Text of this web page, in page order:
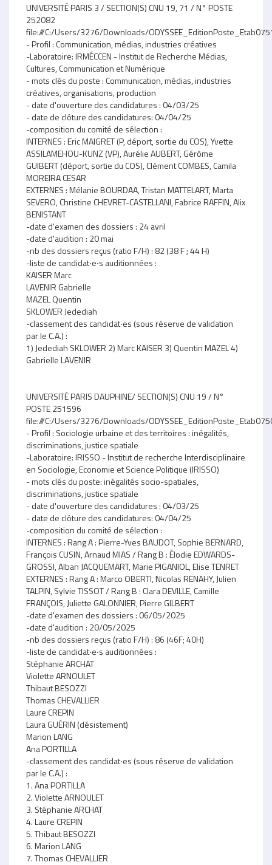
UNIVERSITÉ PARIS 3 / SECTION(S) CNU 19, 71 / N° POSTE
252082
file:///C:/Users/3276/Downloads/
- Profil : Communication, médias, industries créatives
-Laboratoire: IRMÉCCEN - Institut de Recherche Médias,
Cultures, Communication et Numérique
- mots clés du poste : Communication, médias, industries
créatives, organisations, production
- date d'ouverture des candidatures : 04/03/25
- date de clôture des candidatures: 04/04/25
-composition du comité de sélection :
INTERNES : Eric MAIGRET (P, déport, sortie du COS), Yvette
ASSILAMEHOU-KUNZ (VP), Aurélie AUBERT, Gérôme
GUIBERT (déport, sortie du COS), Clément COMBES, Camila
MOREIRA CESAR
EXTERNES : Mélanie BOURDAA, Tristan MATTELART, Marta
SEVERO, Christine CHEVRET-CASTELLANI, Fabrice RAFFIN, Alix
BENISTANT
-date d'examen des dossiers : 24 avril
-date d'audition : 20 mai
-nb des dossiers reçus (ratio F/H) : 82 (38 F ; 44 H)
-liste de candidat‧e‧s auditionnées :
KAISER Marc
LAVENIR Gabrielle
MAZEL Quentin
SKLOWER Jedediah
-classement des candidat‧es (sous réserve de validation
par le C.A.) :
1) Jedediah SKLOWER 2) Marc KAISER 3) Quentin MAZEL 4)
Gabrielle LAVENIR
UNIVERSITÉ PARIS DAUPHINE/ SECTION(S) CNU 19 / N°
POSTE 251596
file:///C:/Users/3276/Downloads/
- Profil : Sociologie urbaine et des territoires : inégalités,
discriminations, justice spatiale
-Laboratoire: IRISSO - Institut de recherche Interdisciplinaire
en Sociologie, Economie et Science Politique (IRISSO)
- mots clés du poste: inégalités socio-spatiales,
discriminations, justice spatiale
- date d'ouverture des candidatures : 04/03/25
- date de clôture des candidatures: 04/04/25
-composition du comité de sélection :
INTERNES : Rang A : Pierre-Yves BAUDOT, Sophie BERNARD,
François CUSIN, Arnaud MIAS / Rang B : Élodie EDWARDS-
GROSSI, Alban JACQUEMART, Marie PIGANIOL, Elise TENRET
EXTERNES : Rang A : Marco OBERTI, Nicolas RENAHY, Julien
TALPIN, Sylvie TISSOT / Rang B : Clara DEVILLE, Camille
FRANÇOIS, Juliette GALONNIER, Pierre GILBERT
-date d'examen des dossiers : 06/05/2025
-date d'audition : 20/05/2025
-nb des dossiers reçus (ratio F/H) : 86 (46F; 40H)
-liste de candidat‧e‧s auditionnées :
Stéphanie ARCHAT
Violette ARNOULET
Thibaut BESOZZI
Thomas CHEVALLIER
Laure CREPIN
Laura GUÉRIN (désistement)
Marion LANG
Ana PORTILLA
-classement des candidat‧es (sous réserve de validation
par le C.A.) :
1. Ana PORTILLA
2. Violette ARNOULET
3. Stéphanie ARCHAT
4. Laure CREPIN
5. Thibaut BESOZZI
6. Marion LANG
7. Thomas CHEVALLIER